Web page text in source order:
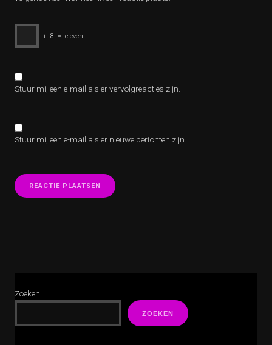
+ 8 = eleven
Stuur mij een e-mail als er vervolgreacties zijn.
Stuur mij een e-mail als er nieuwe berichten zijn.
Zoeken
ZOEKEN